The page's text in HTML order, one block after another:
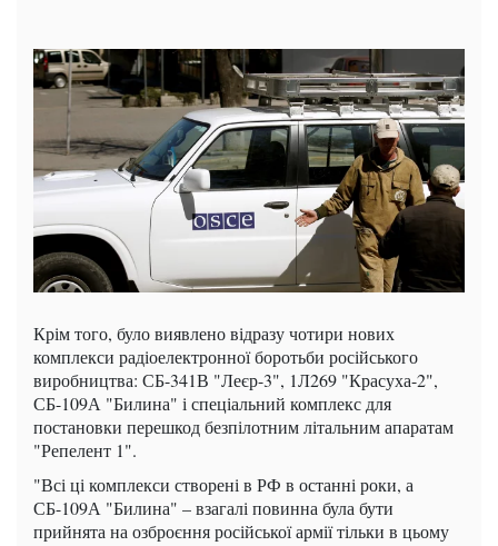
Крім того, було виявлено відразу чотири нових
комплекси радіоелектронної боротьби російського
виробництва: СБ-341В "Леєр-3", 1Л269 "Красуха-2",
СБ-109А "Билина" і спеціальний комплекс для
постановки перешкод безпілотним літальним апаратам
"Репелент 1".
"Всі ці комплекси створені в РФ в останні роки, а
СБ-109А "Билина" – взагалі повинна була бути
прийнята на озброєння російської армії тільки в цьому